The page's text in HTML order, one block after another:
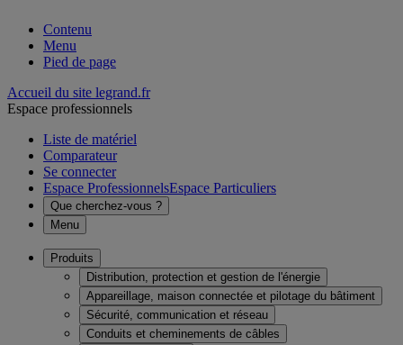
Contenu
Menu
Pied de page
Accueil du site legrand.fr
Espace professionnels
Liste de matériel
Comparateur
Se connecter
Espace ProfessionnelsEspace Particuliers
Que cherchez-vous ?
Menu
Produits
Distribution, protection et gestion de l'énergie
Appareillage, maison connectée et pilotage du bâtiment
Sécurité, communication et réseau
Conduits et cheminements de câbles